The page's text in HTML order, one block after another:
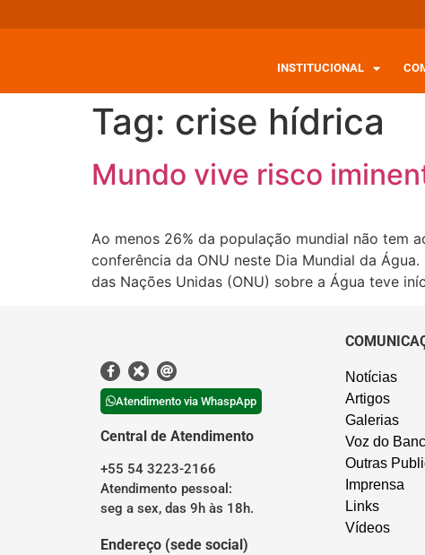
INSTITUCIONAL
Tag: crise hídrica
Mundo vive risco
Ao menos 26% da população mundial não tem
conferência da ONU neste Dia Mundial da
das Nações Unidas (ONU) sobre a Água teve
Atendimento via WhaspApp
Central de Atendimento
+55 54 3223-2166
Atendimento pessoal:
seg a sex, das 9h às 18h.
Endereço (sede social)
Notícias
Artigos
Galerias
Voz do
Outras
Imprensa
Links
Vídeos